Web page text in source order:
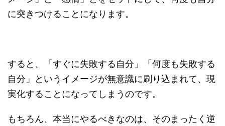
に突きつけることになります。
すると、「すぐに失敗する自分」「何度も失敗する
自分」というイメージが無意識に刷り込まれて、現
実化することになってしまうのです。
もちろん、本当にやるべきなのは、そのまったく逆